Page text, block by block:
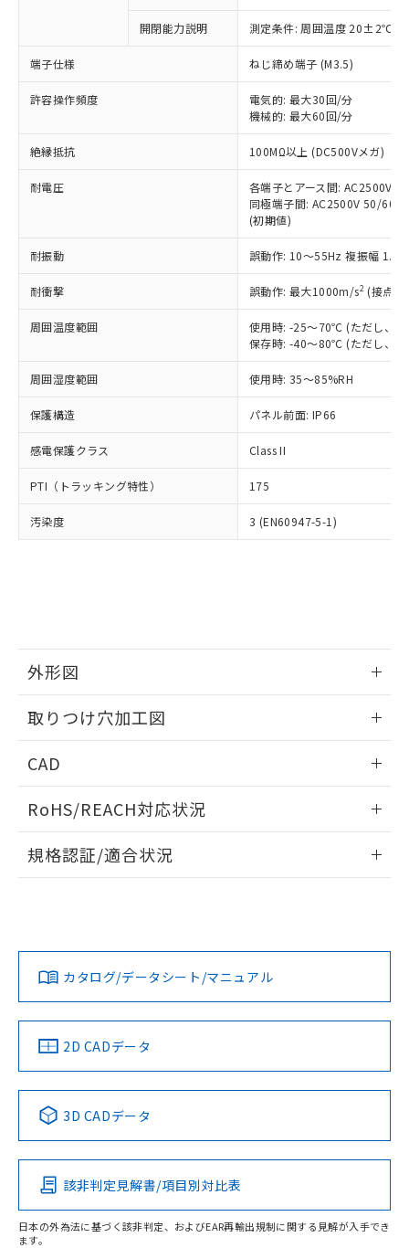
開閉能力説明 測定条件: 周囲温度 20±2℃、
端子仕様 ねじ締め端子 (M3.5)
許容操作頻度
電気的: 最大30回/分
機械的: 最大60回/分
絶縁抵抗 100MΩ以上 (DC500Vメガ)
耐電圧
各端子とアース間: AC2500V
同極端子間: AC2500V 50/
(初期値)
耐振動 誤動作: 10～55Hz 複振幅
耐衝撃 誤動作: 最大1000m/s2 (接点
周囲温度範囲
使用時: -25～70℃ (ただし、氷
保存時: -40～80℃ (ただし、氷
周囲湿度範囲 使用時: 35～85%RH
保護構造 パネル前面: IP66
感電保護クラス Class II
PTI（トラッキング特性） 175
汚染度 3 (EN60947-5-1)
外形図
取りつけ穴加工図
CAD
ドすることができます。
ログイン/会員登録
ダウンロードデータをご利用いただく前に、以下を必ずお読
みください。
ソフトウェアの使用条件
RoHS/REACH対応状況
EU RoHS 注意事項・凡例
対応済み
中国 RoHS 注意事項・凡例
Pb Hg Cd Cr(VI)
O
規格認証/適合状況
カタログ/データシート/マニュアル
2D CADデータ
3D CADデータ
該非判定見解書/項目別対比表
日本の外為法に基づく該非判定、およびEAR再輸出規制に関する見解が入手でき
ます。
以下の条件をお読みいただき、同意のうえ
本サービスは、当社制御機器事業取扱
商品の当社在庫状況および標準価格
(税抜)を提供させていただくもので
当社制御機器事業取扱商品の中には、
本サービスの対象外となる商品もある
ことをご了承ください。
在庫状況および標準価格照会結果は、
記載している更新日時点での社内デー
タに基づき作成されるものであり、閲
覧された時点での実際の在庫および標
準価格とは異なる場合があることをご
正式な納期状況および標準価格はお客
様のお取引先、またはお客様担当のオ
ムロン制御機器販売店・当社販売員に
オムロン制御機器販売店や当社販売拠
販売ネットワーク
」をご確認
ください。
在庫状況および標準価格結果を当社の
事前の承諾なく第三者に漏洩または開
示しないようお願いします。
マイパーツ機能（部品リスト作成サー
および当社の共同利用者が、当社の製
※当社の共同利用者とは、
の共同利用に関して"
の「1.共同利
対応予定なし：EU RoHS指令（10物質）の
定はありません。
調査・確認中：EU RoHS指令（10物質）の
非含有の対応状況を調査中または確認中の
非該当品：ライセンス料など無形物で、有
害物質有無と関係のない商品です。
仕入先様の事情により、非含有部品として
いたものが、含有品と判明した場合などや
むを得ず変更することがあります。
鉛(Pb) 1000ppm以下、 水銀(Hg) 1000ppm以下、 カド
六価クロム(Cr(Ⅵ)) 1000ppm以下、ポリ臭化ビフェニル
類(PBB) 1000ppm以下、ポリ臭化ジフェニルエーテル類
(PBDE) 1000ppm以下、フタル酸ビス(2-エチルヘキシ
ル) (DEHP)(別名：DOP) 1000ppm以下、フタル酸ブチ
ルベンジル（BBP） 1000ppm以下、フタル酸ジブチル
（DBP） 1000ppm以下、フタル酸ジイソブチル
(DIBP) 1000ppm以下
但し、RoHS指令で産業用監視および制御機器に対する
フタル酸エステル類の４物質については閾値を超える意
図的な使用がないことを確認しています。
※2 対応予定月
部品在庫の切り替え状況などにより、予定
月が前後することがあります。
とができます。
EU RoHS指令（10物質）の非含有証明書
ものではありません。
また、RoHS指令のフタル酸エステル類４
物質の対応では、対応完了までの期間は出
荷製品に未対応品が混在することから備考
欄に対応日を記載しておりました。
※1 中国RoHS○×表
「○」：最大均質材料含有率が中国RoHSの
基準値以下であることを示します。
「×」：最大均質材料含有率が中国RoHSの
基準値を超えていることを示します。
「－」：未確認です。当社販売部門へお問
Cr(Ⅵ)(六価クロム) : 1000ppm、 PBBs(ポリ臭化ビフェ
ニル類) : 1000ppm、 PBDEs(ポリ臭化ジフェニルエーテ
ル類) : 1000ppm、
DBP(フタル酸ジブチル) : 1000ppm、 DIBP(フタル酸ジ
イソブチル) : 1000ppm、 BBP(フタル酸ブチルベンジ
ル) : 1000ppm、
※2 環境保護使用期限
「ｅ」：有害物質（10物質）のすべてが基
準値以下であることを示します。
「10」：通常の使用状況下において有害物
質が外部に漏えいし、環境に深刻な影響を
当社は、これら貴社製品のうち、外国
為替および外国貿易法に定める商品
（以下｢規制貨物等」という）を輸出
または国外への提供する場合は、日本
国政府の輸出許可(または役務取引許
可)を取得するなどの必要な手続きを
当社は規制貨物を破棄する場合は、完
全に破砕するなど、違法に輸出されな
いよう必要な手段を講じます。
当社は貴社製品を、核兵器、ミサイ
ル、化学兵器、生物兵器またはその他
武器並びにこれらの製造装置等に一切
使用いたしません。
当社は、貴社製品を第三者に販売する
場合は、上記1、2および3の内容を当
該第三者に通知します。また当社は、
販売先および販売に係わる関係者が違
法に輸出するおそれがある場合は、取
○ 一定数以上の在庫あり
一定数には満たないが在庫あり
在庫なし(最新の在庫状況につ
いては、お客様のお取引先、ま
たはお客様担当のオムロン制御
機器販売店・当社販売員にご確
認ください)
受注生産機種、また在庫状況の